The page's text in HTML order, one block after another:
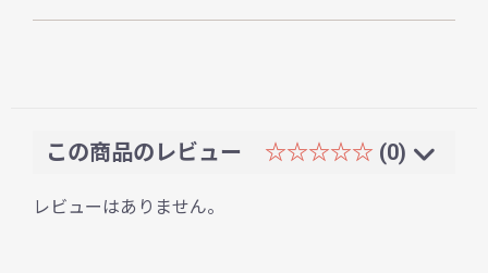
この商品のレビュー ☆☆☆☆☆ (0)
レビューはありません。